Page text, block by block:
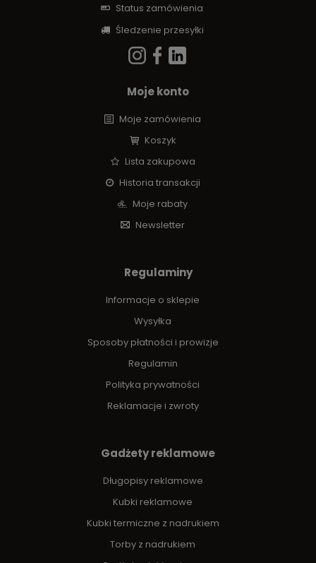
Status zamówienia
Śledzenie przesyłki
Moje konto
Moje zamówienia
Koszyk
Lista zakupowa
Historia transakcji
Moje rabaty
Newsletter
Regulaminy
Informacje o sklepie
Wysyłka
Sposoby płatności i prowizje
Regulamin
Polityka prywatności
Reklamacje i zwroty
Gadżety reklamowe
Długopisy reklamowe
Kubki reklamowe
Kubki termiczne z nadrukiem
Torby z nadrukiem